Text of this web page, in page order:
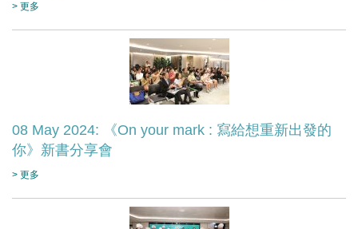
> 更多
08 May 2024: 《On your mark : 寫給想重新出發的
你》新書分享會
> 更多